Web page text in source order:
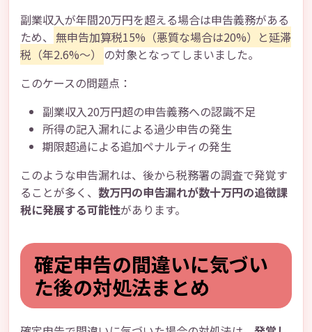
副業収入が年間20万円を超える場合は申告義務がある
ため、 無申告加算税15%（悪質な場合は20%）と延滞
税（年2.6%～）
の対象となってしまいました。
このケースの問題点：
副業収入20万円超の申告義務への認識不足
所得の記入漏れによる過少申告の発生
期限超過による追加ペナルティの発生
このような申告漏れは、後から税務署の調査で発覚す
ることが多く、 数万円の申告漏れが数十万円の追徴課
税に発展する可能性があります。
確定申告の間違いに気づい
た後の対処法まとめ